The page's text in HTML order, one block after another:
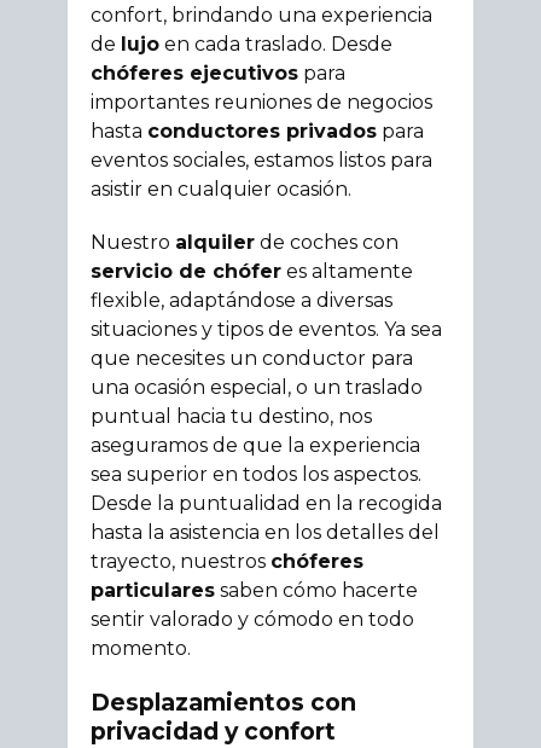
confort, brindando una experiencia
de lujo en cada traslado. Desde
chóferes ejecutivos para
importantes reuniones de negocios
hasta conductores privados para
eventos sociales, estamos listos para
asistir en cualquier ocasión.
Nuestro alquiler de coches con
servicio de chófer es altamente
flexible, adaptándose a diversas
situaciones y tipos de eventos. Ya sea
que necesites un conductor para
una ocasión especial, o un traslado
puntual hacia tu destino, nos
aseguramos de que la experiencia
sea superior en todos los aspectos.
Desde la puntualidad en la recogida
hasta la asistencia en los detalles del
trayecto, nuestros chóferes
particulares saben cómo hacerte
sentir valorado y cómodo en todo
momento.
Desplazamientos con
privacidad y confort